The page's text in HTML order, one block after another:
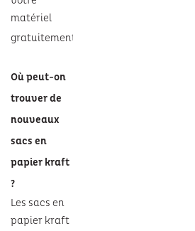
matériel
gratuitement
Où peut-on
trouver de
nouveaux
sacs en
papier kraft
?
Les sacs en
papier kraft